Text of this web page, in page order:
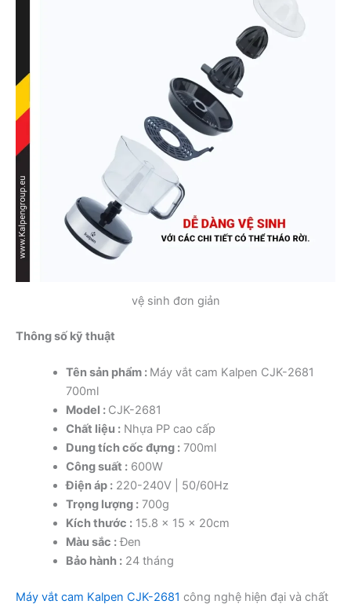
vệ sinh đơn giản
Thông số kỹ thuật
Tên sản phẩm : Máy vắt cam Kalpen CJK-2681
700ml
Model : CJK-2681
Chất liệu :Nhựa PP cao cấp
Dung tích cốc đựng :700ml
Công suất :600W
Điện áp :220-240V | 50/60Hz
Trọng lượng :700g
Kích thước :15.8 x 15 x 20cm
Màu sắc :Đen
Bảo hành :24 tháng
Máy vắt cam Kalpen CJK-2681 công nghệ hiện đại và chất